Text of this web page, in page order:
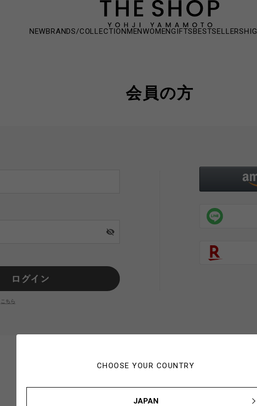
CHOOSE YOUR COUNTRY
JAPAN
NEWBRANDS/COLLECTIONMENWOMENGIFTSBESTSELLERS
会員の方
visibility_off
こちら
初めてご利用の方・会員以